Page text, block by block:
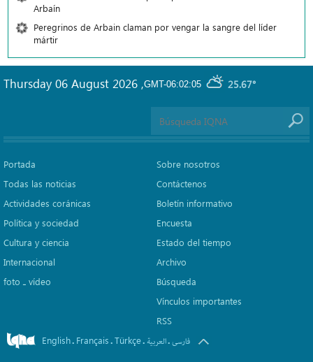
Arbaín
Peregrinos de Arbain claman por vengar la sangre del líder
mártir
GMT-06:02:05 25.67°
Thursday 06 August 2026 ,
Portada
Todas las noticias
Actividades coránicas
Política y sociedad
Cultura y ciencia
Internacional
foto ـ vídeo
Sobre nosotros
Contáctenos
Boletín informativo
Encuesta
Estado del tiempo
Archivo
Búsqueda
Vínculos importantes
RSS
English. Français.Türkçe. العربیة.فارسی